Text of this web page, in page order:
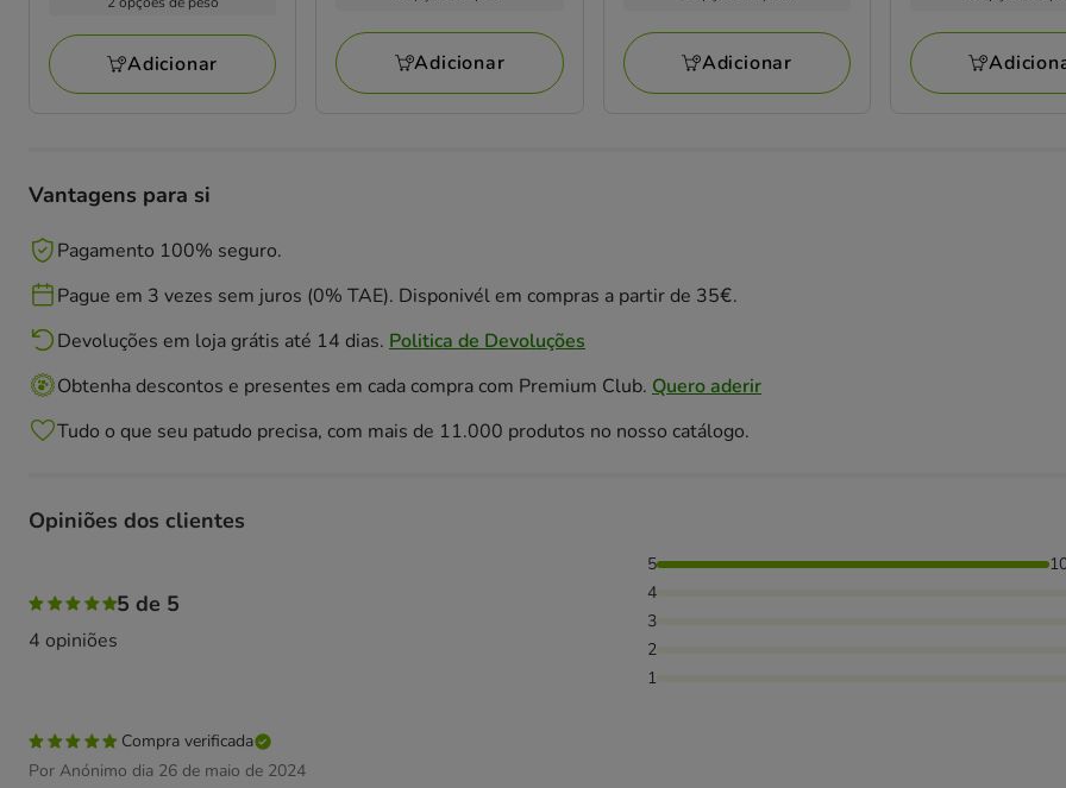
avaliações
58.68€ Adicionar
42.22€
Adicionar
62.21€
Adicionar
42.22€
Vantagens para si
Pagamento 100% seguro.
Pague em 3 vezes sem juros (0% TAE). Disponivél em compras a partir de 35€.
Devoluções em loja grátis até 14 dias. Politica de Devoluções
Obtenha descontos e presentes em cada compra com Premium Club. Quero aderir
Tudo o que seu patudo precisa, com mais de 11.000 produtos no nosso catálogo.
Opiniões dos clientes
5 de 5
4 opiniões
5
4
3
2
1
Compra verificada
Por Anónimo dia 26 de maio de 2024